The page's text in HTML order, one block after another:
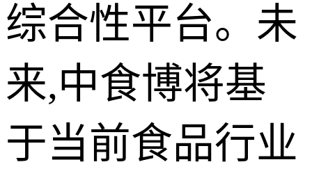
综合性平台。未
来,中食博将基
于当前食品行业